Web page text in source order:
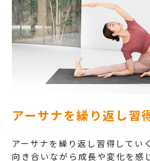
アーサナを繰り返し習
アーサナを繰り返し習得してい
向き合いながら成長や変化を感